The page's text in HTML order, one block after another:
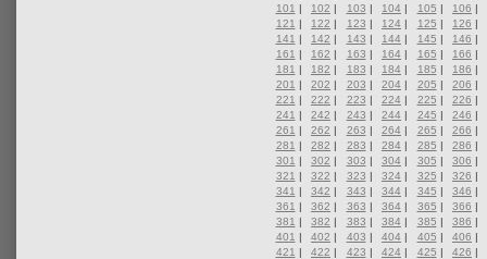
101 | 102 | 103 | 104 | 105 | 106 |
121 | 122 | 123 | 124 | 125 | 126 |
141 | 142 | 143 | 144 | 145 | 146 |
161 | 162 | 163 | 164 | 165 | 166 |
181 | 182 | 183 | 184 | 185 | 186 |
201 | 202 | 203 | 204 | 205 | 206 |
221 | 222 | 223 | 224 | 225 | 226 |
241 | 242 | 243 | 244 | 245 | 246 |
261 | 262 | 263 | 264 | 265 | 266 |
281 | 282 | 283 | 284 | 285 | 286 |
301 | 302 | 303 | 304 | 305 | 306 |
321 | 322 | 323 | 324 | 325 | 326 |
341 | 342 | 343 | 344 | 345 | 346 |
361 | 362 | 363 | 364 | 365 | 366 |
381 | 382 | 383 | 384 | 385 | 386 |
401 | 402 | 403 | 404 | 405 | 406 |
421 | 422 | 423 | 424 | 425 | 426 |